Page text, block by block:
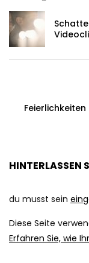
HINTERLASSEN
du musst sein
Diese Seite
Erfahren Sie, wie